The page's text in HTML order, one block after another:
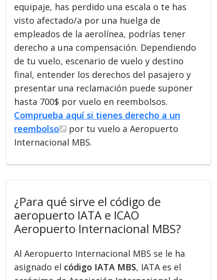
equipaje, has perdido una escala o te has
visto afectado/a por una huelga de
empleados de la aerolínea, podrías tener
derecho a una compensación. Dependiendo
de tu vuelo, escenario de vuelo y destino
final, entender los derechos del pasajero y
presentar una reclamación puede suponer
hasta 700$ por vuelo en reembolsos.
Comprueba aquí si tienes derecho a un
reembolso
por tu vuelo a Aeropuerto
Internacional MBS.
¿Para qué sirve el código de
aeropuerto IATA e ICAO
Aeropuerto Internacional MBS?
Al Aeropuerto Internacional MBS se le ha
asignado el código IATA MBS, IATA es el